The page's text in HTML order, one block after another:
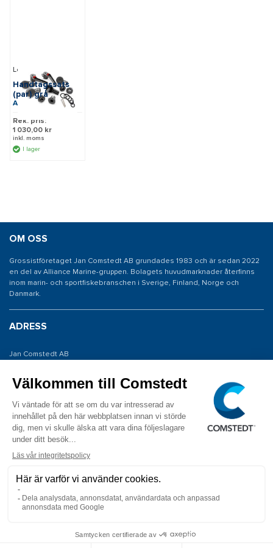
Handtagssats
(par) grå
Art: 361680990
Lewmar
Rek. pris:
1 030,00 kr
inkl. moms
I lager
OM OSS
Grossistföretaget Jan Comstedt AB grundades 1983 och är sedan 2022
en del av Alliance Marine-gruppen. Bolagets huvudmarknader återfinns
inom marin- och sportfiskebranschen i Sverige, Finland, Norge och
Danmark.
ADRESS
Jan Comstedt AB
426 53 Västra Frölunda
KONTAKTA OSS